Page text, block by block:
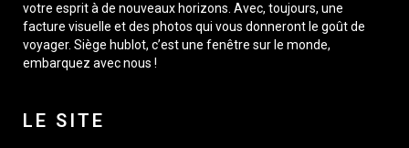
votre esprit à de nouveaux horizons. Avec, toujours, une
facture visuelle et des photos qui vous donneront le goût de
voyager. Siège hublot, c’est une fenêtre sur le monde,
embarquez avec nous !
LE SITE